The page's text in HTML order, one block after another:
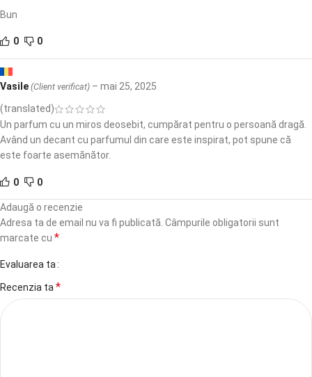
Bun
0 0
Vasile (Client verificat) – mai 25, 2025
(translated)
Un parfum cu un miros deosebit, cumpărat pentru o persoană dragă.
Având un decant cu parfumul din care este inspirat, pot spune că
este foarte asemănător.
0 0
Adaugă o recenzie
Adresa ta de email nu va fi publicată. Câmpurile obligatorii sunt
marcate cu *
Evaluarea ta
Recenzia ta*